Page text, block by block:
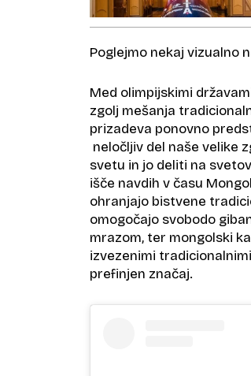
Poglejmo nekaj vizualno
Med olimpijskimi
zgolj mešanja
prizadeva ponovno
neločljiv del naše velike
svetu in jo deliti na
išče navdih v času
ohranjajo bistvene
omogočajo svobodo
mrazom, ter mongolski
izvezenimi
prefinjen značaj.